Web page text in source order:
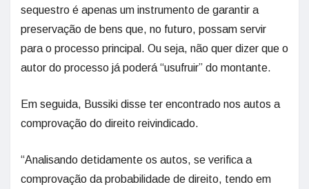
sequestro é apenas um instrumento de garantir a
preservação de bens que, no futuro, possam servir
para o processo principal. Ou seja, não quer dizer que o
autor do processo já poderá “usufruir” do montante.
Em seguida, Bussiki disse ter encontrado nos autos a
comprovação do direito reivindicado.
“Analisando detidamente os autos, se verifica a
comprovação da probabilidade de direito, tendo em